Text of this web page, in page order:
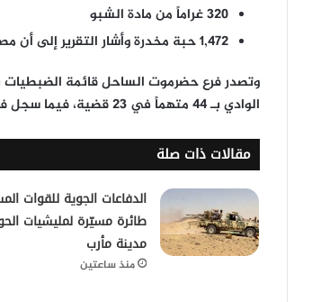
320 غراماً
من مادة الشبو
1,472 حبة مخدرة
وأشار التقرير إلى أن
وتصدرفرع حضرموت الساحلقائمة الضبطيات
الوادي بـ44 متهماً في 23 قضية ، فيما سجل
مقالات ذات صلة
الدفاعات الجوية للقوات
طائرة مسيّرة لمليشيات
مدينة مأرب
منذ ساعتين